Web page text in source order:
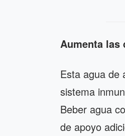
Aumenta las
Esta agua de
sistema
Beber agua
de apoyo